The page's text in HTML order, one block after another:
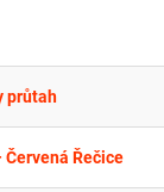
průtah
Řečice